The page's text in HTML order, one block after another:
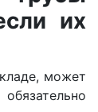
их
может